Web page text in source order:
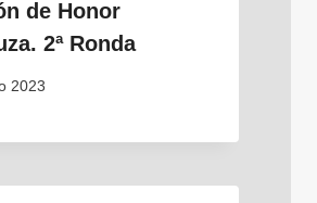
de Honor
2ª Ronda
2023